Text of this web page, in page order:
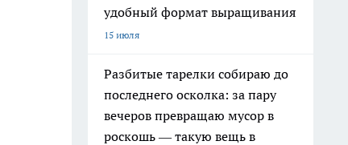
удобный формат выращивания
15 июля
Разбитые тарелки собираю до
последнего осколка: за пару
вечеров превращаю мусор в
роскошь — такую вещь в